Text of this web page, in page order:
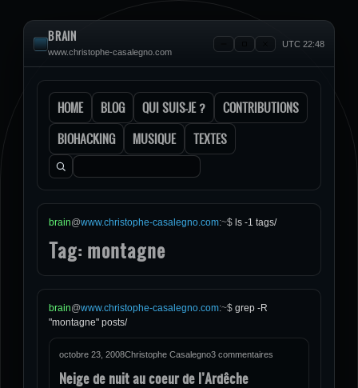
BRAIN
www.christophe-casalegno.com
UTC 22:48
HOME BLOG QUI SUIS-JE ?
CONTRIBUTIONS
BIOHACKING
MUSIQUE TEXTES
Rechercher :
brain@www.christophe-casalegno.com:~$ ls -1 tags/
Tag: montagne
brain@www.christophe-casalegno.com:~$ grep -R
"montagne" posts/
octobre 23, 2008Christophe Casalegno3 commentaires
Neige de nuit au coeur de l’Ardêche